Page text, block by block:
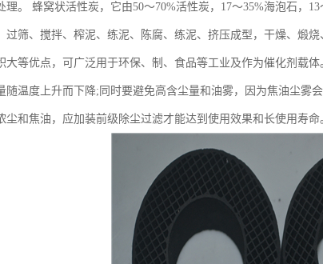
理。 蜂窝状活性炭，它由50～70%活性炭，17～35%海泡石，
过筛、搅拌、榨泥、练泥、陈腐、练泥、挤压成型，干燥、煅
大等优点，可广泛用于环保、制、食品等工业及作为催化剂载
随温度上升而下降;同时要避免高含尘量和油雾，因为焦油尘雾
尘和焦油，应加装前级除尘过滤才能达到使用效果和长使用寿命